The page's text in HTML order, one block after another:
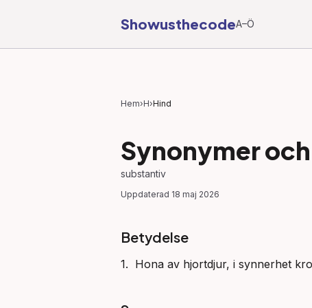
ShowusthecodeA–Ö
Hem›H›Hind
Synonymer
substantiv
Uppdaterad 18 maj 2026
Betydelse
1.  Hona av hjortdjur, i synnerhet